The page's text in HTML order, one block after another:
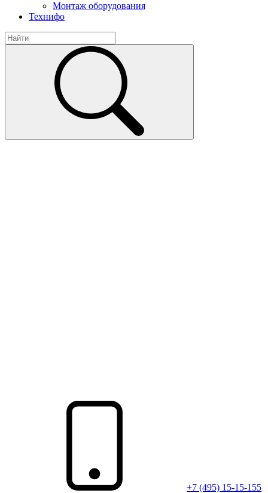
Монтаж оборудования
Технифо
+7 (495) 15-15-155